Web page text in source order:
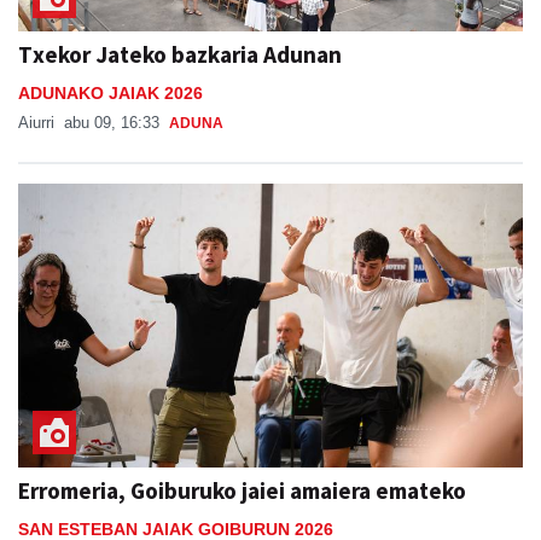
Txekor Jateko bazkaria Adunan
ADUNAKO JAIAK 2026
Aiurri abu 09, 16:33 ADUNA
Erromeria, Goiburuko jaiei amaiera emateko
SAN ESTEBAN JAIAK GOIBURUN 2026